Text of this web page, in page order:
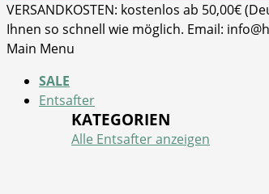
VERSANDKOSTEN: kostenlos ab 50,00€
Ihnen so schnell wie möglich. Email:
Main Menu
SALE
Entsafter
KATEGORIEN
Alle Entsafter anzeigen